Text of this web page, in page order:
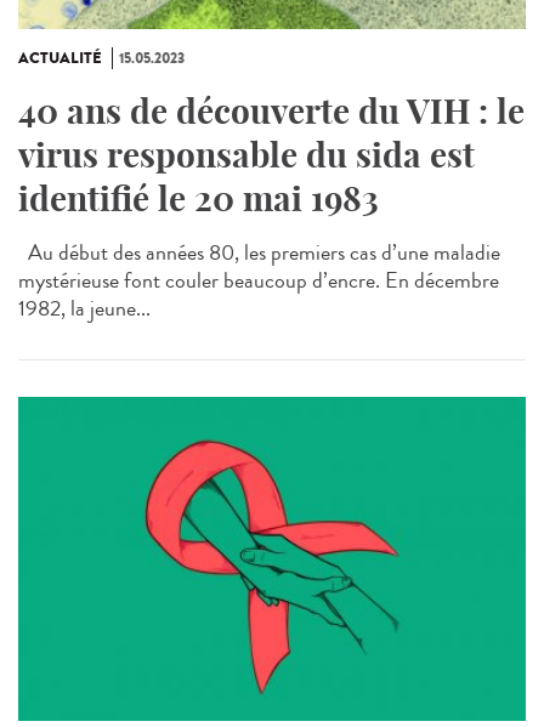
ACTUALITÉ 15.05.2023
40 ans de découverte du VIH : le
virus responsable du sida est
identifié le 20 mai 1983
Au début des années 80, les premiers cas d’une maladie
mystérieuse font couler beaucoup d’encre. En décembre
1982, la jeune...